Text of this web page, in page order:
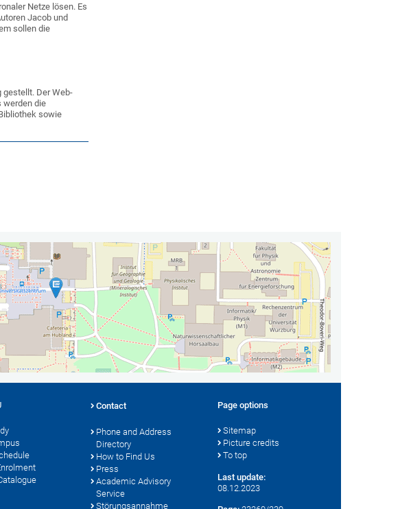
Netze lösen. Es
Jacob und
sollen die
Der Web-
werden die
sowie
Contact
Phone and Address
Directory
How to Find Us
Press
Academic Advisory
Service
Störungsannahme
Page options
Sitemap
Picture credits
To top
Last update:
08.12.2023